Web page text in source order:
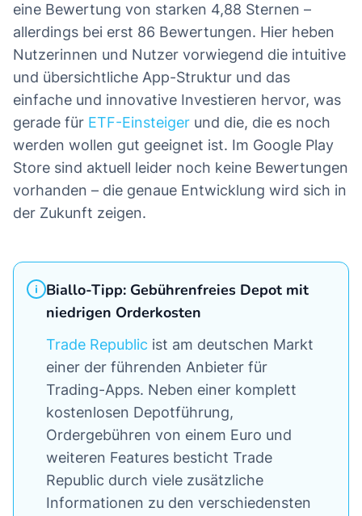
eine Bewertung von starken 4,88 Sternen –
allerdings bei erst 86 Bewertungen. Hier heben
Nutzerinnen und Nutzer vorwiegend die intuitive
und übersichtliche App-Struktur und das
einfache und innovative Investieren hervor, was
gerade für ETF-Einsteiger und die, die es noch
werden wollen gut geeignet ist. Im Google Play
Store sind aktuell leider noch keine Bewertungen
vorhanden – die genaue Entwicklung wird sich in
der Zukunft zeigen.
Biallo-Tipp: Gebührenfreies Depot mit
niedrigen Orderkosten
Trade Republic ist am deutschen Markt
einer der führenden Anbieter für
Trading-Apps. Neben einer komplett
kostenlosen Depotführung,
Ordergebühren von einem Euro und
weiteren Features besticht Trade
Republic durch viele zusätzliche
Informationen zu den verschiedensten